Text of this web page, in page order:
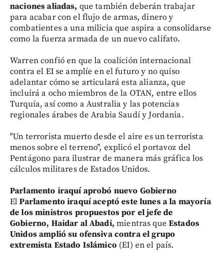
naciones aliadas, que también deberán trabajar
para acabar con el flujo de armas, dinero y
combatientes a una milicia que aspira a consolidarse
como la fuerza armada de un nuevo califato.
Warren confió en que la coalición internacional
contra el EI se amplíe en el futuro y no quiso
adelantar cómo se articulará esta alianza, que
incluirá a ocho miembros de la OTAN, entre ellos
Turquía, así como a Australia y las potencias
regionales árabes de Arabia Saudí y Jordania.
"Un terrorista muerto desde el aire es un terrorista
menos sobre el terreno", explicó el portavoz del
Pentágono para ilustrar de manera más gráfica los
cálculos militares de Estados Unidos.
Parlamento iraquí aprobó nuevo Gobierno
ElParlamento iraquí aceptó este lunes a la mayoría
de los ministros propuestos por el jefe de
Gobierno, Haidar al Abadi, mientras queEstados
Unidos amplió su ofensiva contra el grupo
extremista Estado Islámico (EI) en el país.